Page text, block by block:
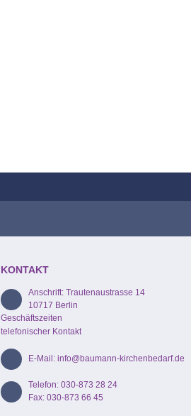
KONTAKT
Anschrift: Trautenaustrasse 14
10717 Berlin
Geschäftszeiten
telefonischer Kontakt
E-Mail: info@baumann-kirchenbedarf.de
Telefon: 030-873 28 24
Fax: 030-873 66 45